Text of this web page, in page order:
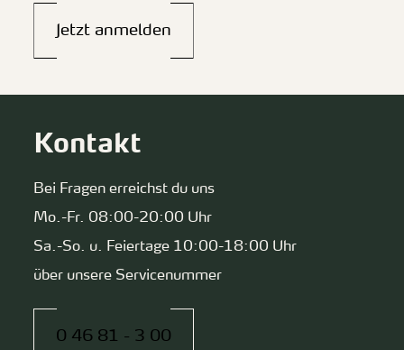
Jetzt anmelden
Kontakt
Bei Fragen erreichst du uns
Mo.-Fr. 08:00-20:00 Uhr
Sa.-So. u. Feiertage 10:00-18:00 Uhr
über unsere Servicenummer
0 46 81 - 3 00